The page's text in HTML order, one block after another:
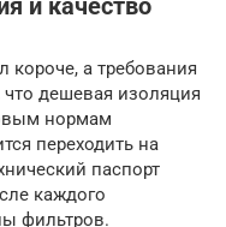
и качество
короче, а требования
дешевая изоляция
нормам
переходить на
паспорт
каждого
фильтров.